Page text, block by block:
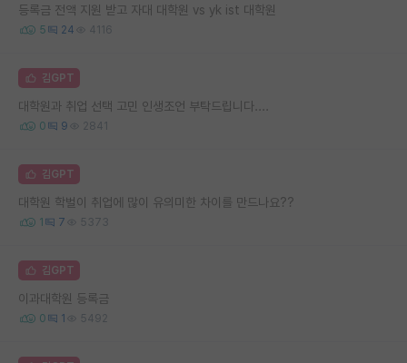
등록금 전액 지원 받고 자대 대학원 vs yk ist 대학원
5 24 4116
김GPT
대학원과 취업 선택 고민 인생조언 부탁드립니다....
0 9 2841
김GPT
대학원 학벌이 취업에 많이 유의미한 차이를 만드나요??
1 7 5373
김GPT
이과대학원 등록금
0 1 5492